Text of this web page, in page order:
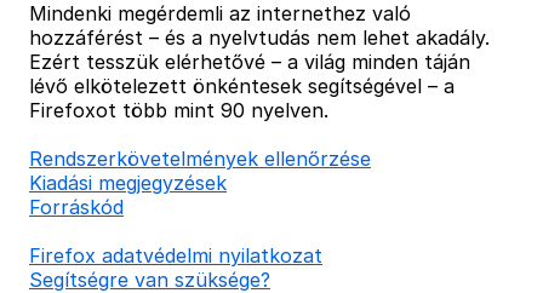
Mindenki megérdemli az internethez való
hozzáférést – és a nyelvtudás nem lehet akadály.
Ezért tesszük elérhetővé – a világ minden táján
lévő elkötelezett önkéntesek segítségével – a
Firefoxot több mint 90 nyelven.
Rendszerkövetelmények ellenőrzése
Kiadási megjegyzések
Forráskód
Firefox adatvédelmi nyilatkozat
Segítségre van szüksége?